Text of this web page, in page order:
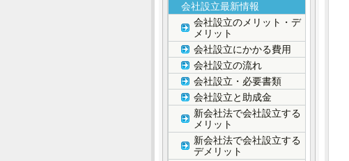
会社設立最新情報
会社設立のメリット・デ
メリット
会社設立にかかる費用
会社設立の流れ
会社設立・必要書類
会社設立と助成金
新会社法で会社設立する
メリット
新会社法で会社設立する
デメリット